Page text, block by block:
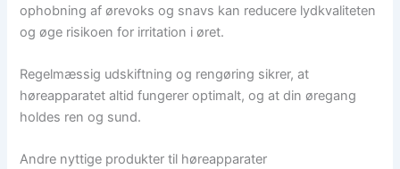
ophobning af ørevoks og snavs kan reducere lydkvaliteten
og øge risikoen for irritation i øret.
Regelmæssig udskiftning og rengøring sikrer, at
høreapparatet altid fungerer optimalt, og at din øregang
holdes ren og sund.
Andre nyttige produkter til høreapparater